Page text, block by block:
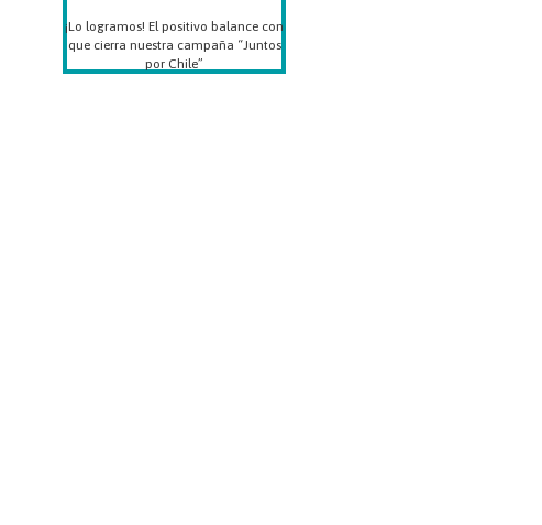
¡Lo logramos! El positivo balance con
que cierra nuestra campaña “Juntos
por Chile”